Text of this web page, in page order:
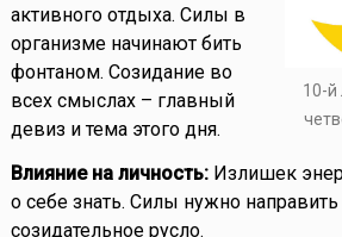
10-й
активного отдыха. Силы в
организме начинают бить
фонтаном. Созидание во
всех смыслах – главный
девиз и тема этого дня.
Влияние на личность:Излишек
о себе знать. Силы нужно
созидательное русло.